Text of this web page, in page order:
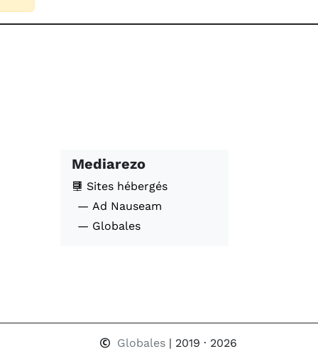
Mediarezo
Sites hébergés
— Ad Nauseam
— Globales
Globales | 2019 · 2026